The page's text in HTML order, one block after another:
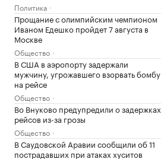
Политика
Прощание с олимпийским чемпионом
Иваном Едешко пройдет 7 августа в
Москве
Общество
В США в аэропорту задержали
мужчину, угрожавшего взорвать бомбу
на рейсе
Общество
Во Внуково предупредили о задержках
рейсов из-за грозы
Общество
В Саудовской Аравии сообщили об 11
пострадавших при атаках хуситов